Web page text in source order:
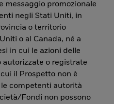
messaggio promozionale
negli Stati Uniti, in
o territorio
o al Canada, né a
in cui le azioni delle
o registrate
il Prospetto non è
competenti autorità
Fondi non possono